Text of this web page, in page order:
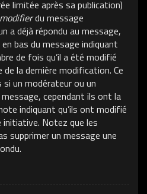
limitée après sa publication)
modifierdu message
a déjà répondu au message,
bas du message indiquant
de fois qu’il a été modifié
de la dernière modification. Ce
si un modérateur ou un
cependant ils ont la
indiquant qu’ils ont modifié
initiative. Notez que les
supprimer un message une